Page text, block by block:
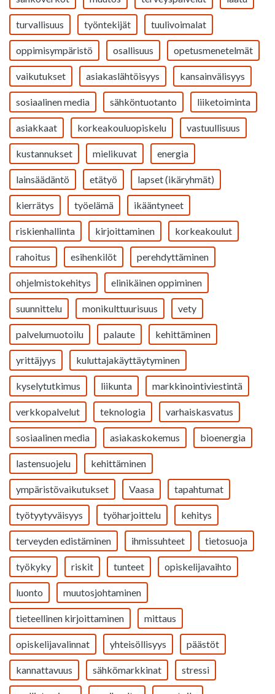
turvallisuus työntekijät tuulivoimalat
oppimisympäristö osallisuus opetusmenetelmät
vaikutukset asiakaslähtöisyys kansainvälisyys
sosiaalinen media sähköntuotanto liiketoiminta
asiakkaat korkeakouluopiskelu vastuullisuus
kustannukset mielikuvat energia
lainsäädäntö etätyö lapset (ikäryhmät)
kierrätys työelämä ikääntyneet
riskienhallinta kirjoittaminen korkeakoulut
rahoitus esihenkilöt perehdyttäminen
ohjelmistokehitys elinikäinen oppiminen
suunnittelu monikulttuurisuus vety
palvelumuotoilu palaute kehittäminen
yrittäjyys kuluttajakäyttäytyminen
kyselytutkimus liikunta markkinointiviestintä
verkkopalvelut teknologia varhaiskasvatus
sosiaalinen media asiakaskokemus bioenergia
lastensuojelu kehittäminen
ympäristövaikutukset Vaasa tapahtumat
työtyytyväisyys työharjoittelu kehitys
terveyden edistäminen ihmissuhteet tietosuoja
työkyky riskit tunteet opiskelijavaihto
luonto muutosjohtaminen
tieteellinen kirjoittaminen mittaus
opiskelijavalinnat yhteisöllisyys päästöt
kannattavuus sähkömarkkinat stressi